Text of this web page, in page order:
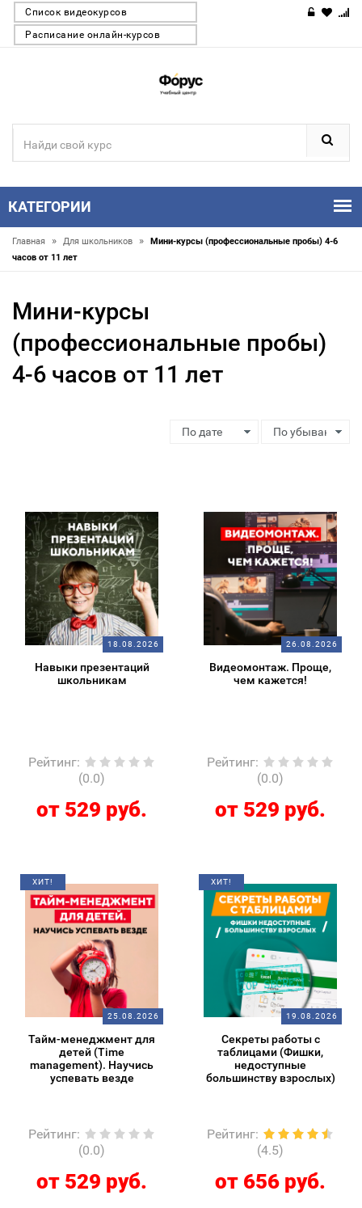
Список видеокурсов
Расписание онлайн-курсов
КАТЕГОРИИ
Главная » Для школьников »
Мини-курсы (профессиональные пробы) 4-6
часов от 11 лет
Мини-курсы
(профессиональные пробы)
4-6 часов от 11 лет
18.08.2026
Навыки презентаций
школьникам
Рейтинг:
(0.0)
от 529 руб.
26.08.2026
Видеомонтаж. Проще,
чем кажется!
Рейтинг:
(0.0)
от 529 руб.
ХИТ!
25.08.2026
Тайм-менеджмент для
детей (Time
management). Научись
успевать везде
Рейтинг:
(0.0)
от 529 руб.
ХИТ!
19.08.2026
Секреты работы с
таблицами (Фишки,
недоступные
большинству взрослых)
Рейтинг:
(4.5)
от 656 руб.